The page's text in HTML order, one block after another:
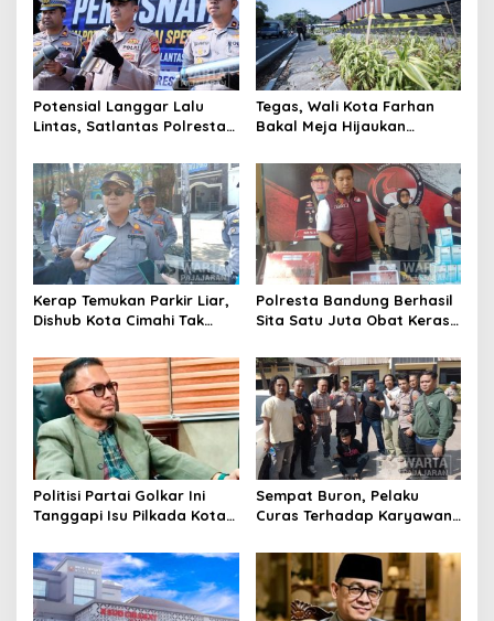
Potensial Langgar Lalu
Lintas, Satlantas Polresta
Motor Berknalpot Brong
Tegas, Wali Kota Farhan
Bakal Meja Hijaukan
Riau
Kerap Temukan Parkir Liar,
Dishub Kota Cimahi Tak
Pembinaan
Polresta Bandung Berhasil
Sita Satu Juta Obat Keras
Kasus Narkoba
Politisi Partai Golkar Ini
Tanggapi Isu Pilkada Kota
Sempat Buron, Pelaku
Curas Terhadap Karyawan
Ditangkap Polisi